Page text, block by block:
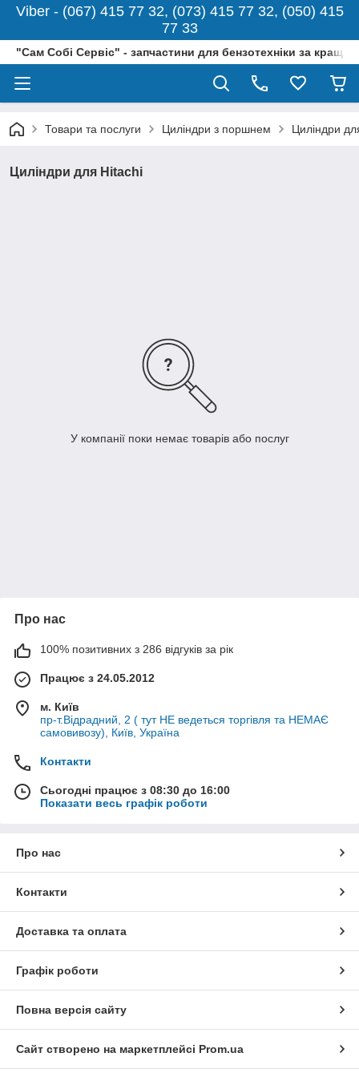
Viber - (067) 415 77 32, (073) 415 77 32, (050) 415
77 33
"Сам Собі Сервіс" - запчастини для бензотехніки за
Товари та послуги Циліндри з поршнем Циліндри
Циліндри для Hitachi
У компанії поки немає товарів або послуг
Про нас
100% позитивних з 286 відгуків за рік
Працює з 24.05.2012
м. Київ
пр-т.Відрадний, 2 ( тут НЕ ведеться торгівля та НЕМАЄ
самовивозу), Київ, Україна
Контакти
Сьогодні працює з 08:30 до 16:00
Показати весь графік роботи
Про нас
Контакти
Доставка та оплата
Графік роботи
Повна версія сайту
Сайт створено на маркетплейсі Prom.ua